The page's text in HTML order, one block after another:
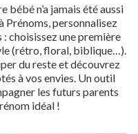
n’a jamais été aussi
Prénoms, personnalisez
choisissez une première
(rétro, floral, biblique…).
du reste et découvrez
à vos envies. Un outil
les futurs parents
idéal !